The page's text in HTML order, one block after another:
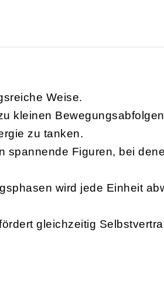
Weise.
kleinen
zu tanken.
spannende Figuren, bei
wird jede Einheit
gleichzeitig